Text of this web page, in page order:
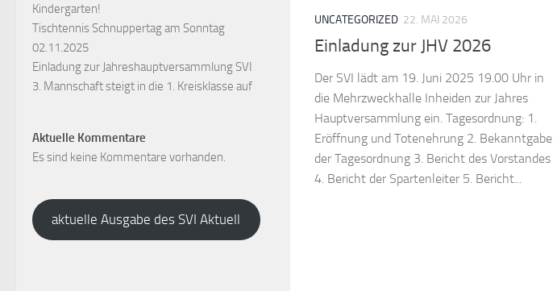
UNCATEGORIZED 22. MAI 2026
Einladung zur JHV 2026
Der SVI lädt am 19. Juni 2025 19.00 Uhr in
die Mehrzweckhalle Inheiden zur Jahres
Hauptversammlung ein. Tagesordnung: 1.
Eröffnung und Totenehrung 2. Bekanntgabe
der Tagesordnung 3. Bericht des Vorstandes
4. Bericht der Spartenleiter 5. Bericht...
Kindergarten!
Tischtennis Schnuppertag am Sonntag
02.11.2025
Einladung zur Jahreshauptversammlung SVI
3. Mannschaft steigt in die 1. Kreisklasse auf
Aktuelle Kommentare
Es sind keine Kommentare vorhanden.
aktuelle Ausgabe des SVI Aktuell